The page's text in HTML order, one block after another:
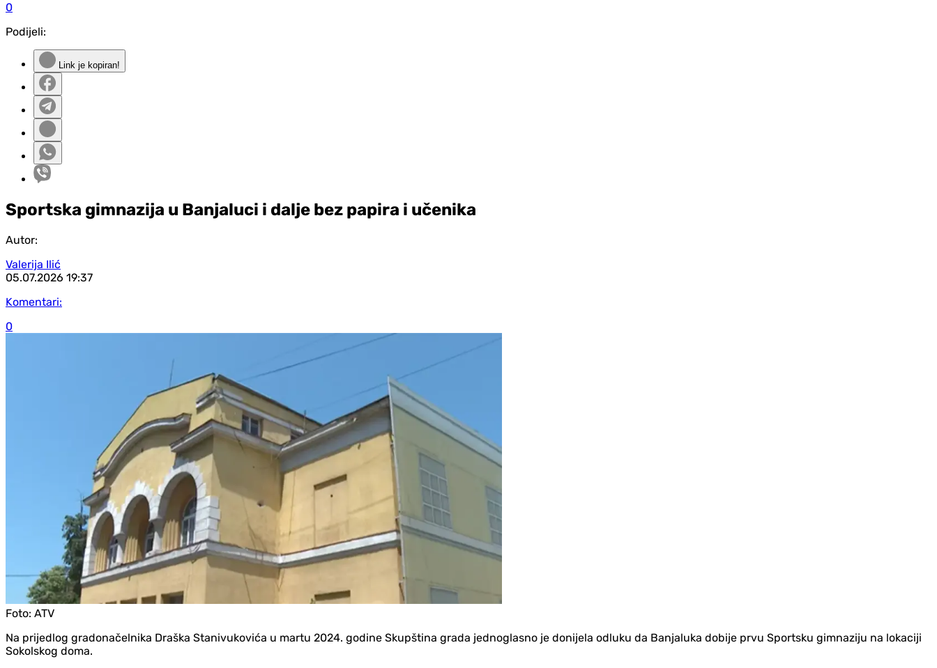
0
Podijeli:
Link je kopiran!
Sportska gimnazija u Banjaluci i dalje bez papira i učenika
Autor:
Valerija Ilić
05.07.2026 19:37
Komentari:
0
Foto: ATV
Na prijedlog gradonačelnika Draška Stanivukovića u martu 2024. godine Skupština grada jednoglasno je donijela odluku da Banjaluka dobije prvu Sportsku gimnaziju na lokaciji
Sokolskog doma.